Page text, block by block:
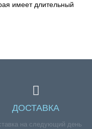
имеет длительный
ДОСТАВКА
на следующий день